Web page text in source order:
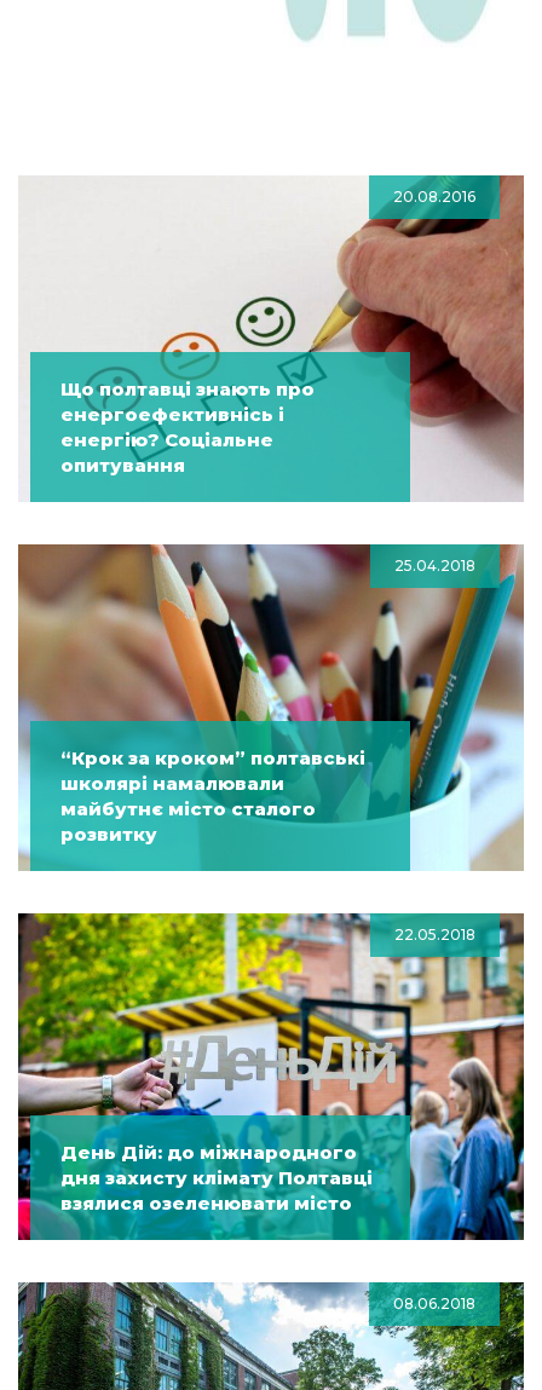
20.08.2016
Що полтавці знають про
енергоефективнісь і
енергію? Соціальне
опитування
25.04.2018
“Крок за кроком” полтавські
школярі намалювали
майбутнє місто сталого
розвитку
22.05.2018
День Дій: до міжнародного
дня захисту клімату Полтавці
взялися озеленювати місто
08.06.2018